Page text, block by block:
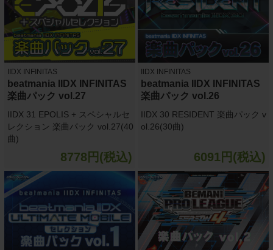
IIDX INFINITAS
beatmania IIDX INFINITAS
楽曲パック vol.27
IIDX 31 EPOLIS + スペシャルセ
レクション 楽曲パック vol.27(40
曲)
8778円(税込)
IIDX INFINITAS
beatmania IIDX INFINITAS
楽曲パック vol.26
IIDX 30 RESIDENT 楽曲パック v
ol.26(30曲)
6091円(税込)